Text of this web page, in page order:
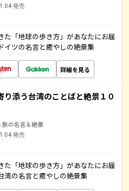
発売
た「地球の歩き方」があなたにお届
イツの名言と癒やしの絶景集
詳細を見る
り添う台湾のことばと絶景１０
旅の名言＆絶景
発売
た「地球の歩き方」があなたにお届
湾の名言と癒やしの絶景集